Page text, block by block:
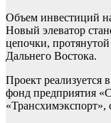
Объем инвестиций
Новый элеватор
цепочки,
Дальнего Востока.
Проект реализуется
фонд предприятия
«Трансхимэкспорт»,